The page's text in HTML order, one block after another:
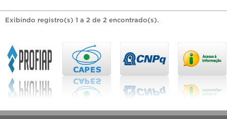
Exibindo registro(s) 1 a 2 de 2 encontrado(s).